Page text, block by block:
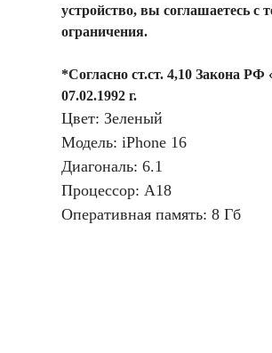
устройство, вы соглашаетесь с
ограничения.
*Согласно ст.ст. 4,10 Закона
07.02.1992 г.
Цвет: Зеленый
Модель: iPhone 16
Диагональ: 6.1
Процессор: A18
Оперативная память: 8 Гб